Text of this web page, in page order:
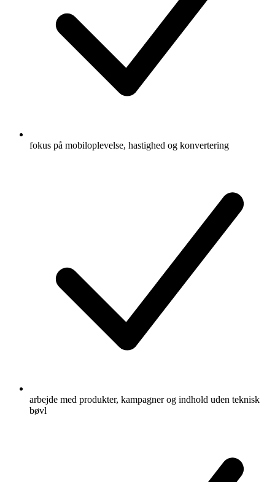
fokus på mobiloplevelse, hastighed og konvertering
arbejde med produkter, kampagner og indhold uden teknisk
bøvl